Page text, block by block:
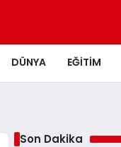
DÜNYA EĞITIM
Son Dakika